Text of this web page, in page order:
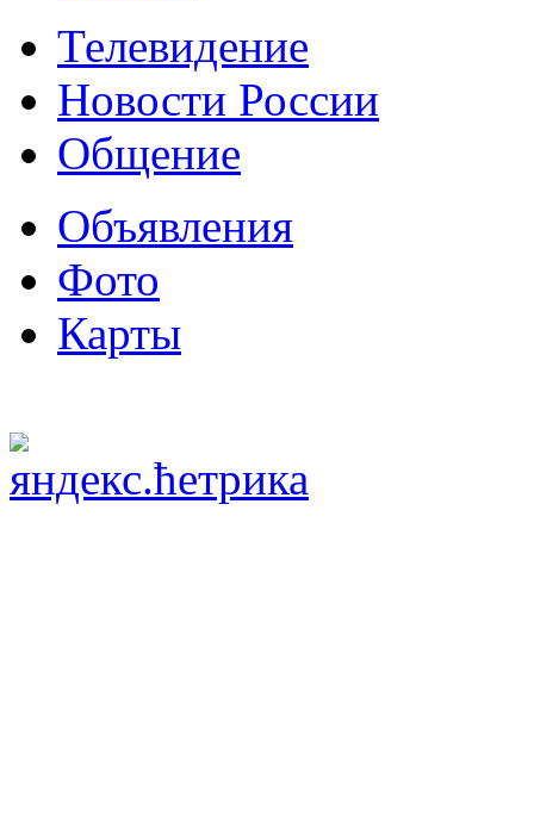
Телевидение
Новости России
Общение
Объявления
Фото
Карты